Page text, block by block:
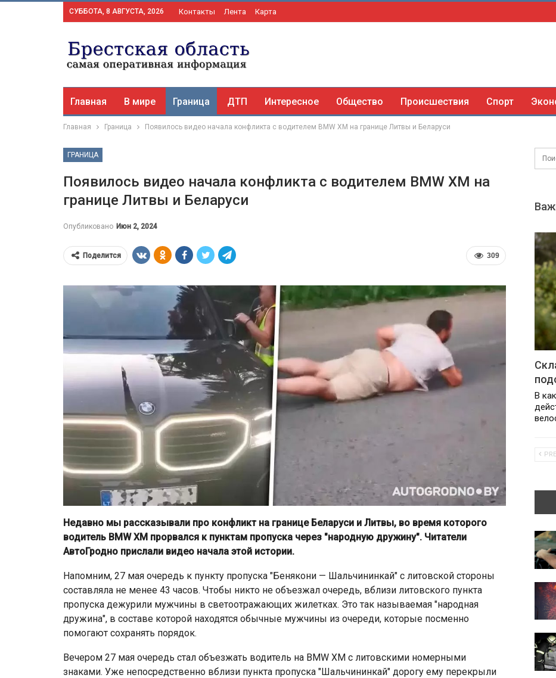
СУББОТА, 8 АВГУСТА, 2026 Контакты Лента Карта
Главная В мире Граница ДТП Интересное Общество Происшествия Спорт
Главная Граница Появилось видео начала конфликта с водителем BMW XM на границе Литвы и Беларуси
ГРАНИЦА
Появилось видео начала конфликта с водителем BMW XM на
границе Литвы и Беларуси
Опубликовано Июн 2, 2024
309
Поделится
Недавно мы рассказывали про конфликт на границе Беларуси и Литвы, во время которого
водитель BMW XM прорвался к пунктам пропуска через "народную дружину". Читатели
АвтоГродно прислали видео начала этой истории.
Напомним, 27 мая очередь к пункту пропуска "Бенякони — Шальчининкай" с литовской стороны
составляла не менее 43 часов. Чтобы никто не объезжал очередь, вблизи литовского пункта
пропуска дежурили мужчины в светоотражающих жилетках. Это так называемая "народная
дружина", в составе которой находятся обычные мужчины из очереди, которые посменно
помогают сохранять порядок.
Вечером 27 мая очередь стал объезжать водитель на BMW XM с литовскими номерными
знаками. Уже непосредственно вблизи пункта пропуска "Шальчининкай" дорогу ему перекрыли
В